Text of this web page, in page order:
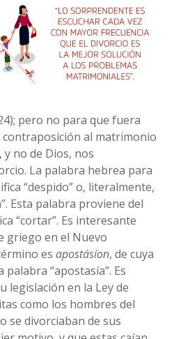
pero no para que fuera
contraposición al matrimonio
no de Dios, nos
La palabra hebrea para
“despido” o, literalmente,
Esta palabra proviene del
“cortar”. Es interesante
griego en el Nuevo
esapostásion, de cuya
“apostasía”. Es
legislación en la Ley de
como los hombres del
se divorciaban de sus